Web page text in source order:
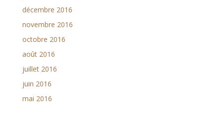
décembre 2016
novembre 2016
octobre 2016
août 2016
juillet 2016
juin 2016
mai 2016